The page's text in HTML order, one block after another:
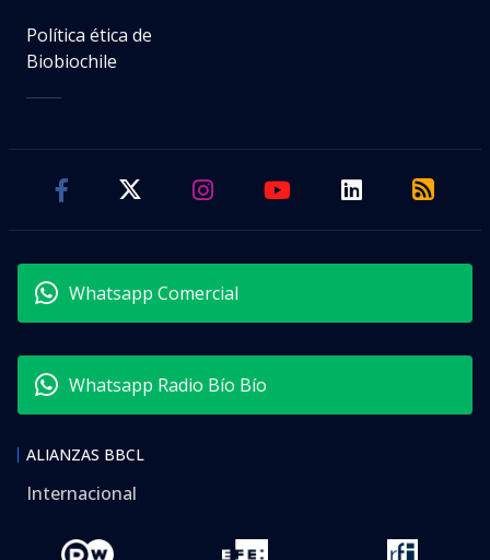
Política ética de
Biobiochile
Whatsapp Comercial
Whatsapp Radio Bío Bío
ALIANZAS BBCL
Internacional